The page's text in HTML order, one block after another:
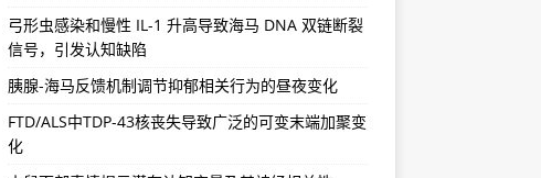
弓形虫感染和慢性 IL-1 升高导致海马 DNA 双链断裂
信号，引发认知缺陷
胰腺-海马反馈机制调节抑郁相关行为的昼夜变化
FTD/ALS中TDP-43核丧失导致广泛的可变末端加聚变
化